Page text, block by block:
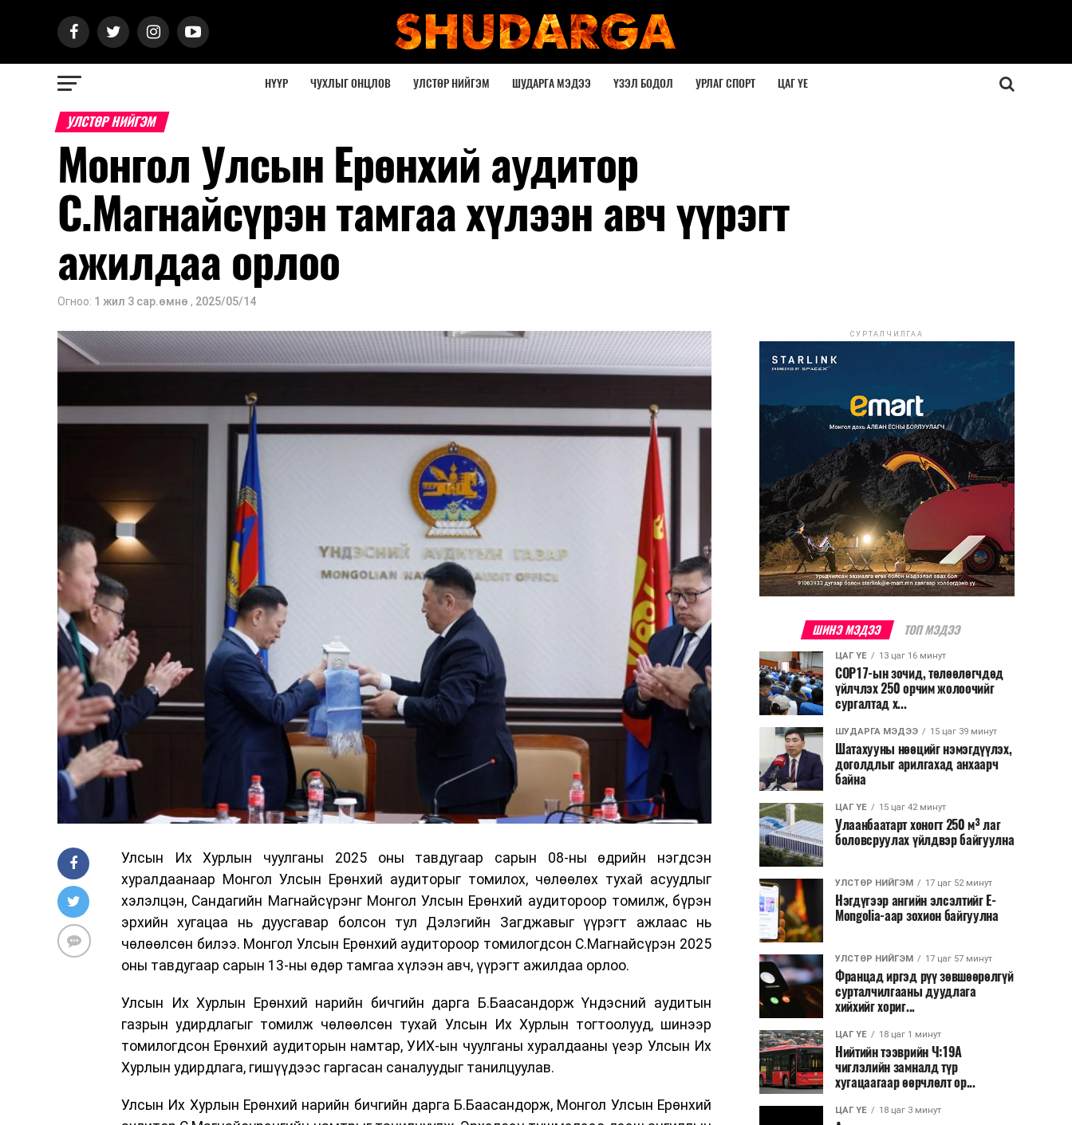
НҮҮР ЧУХЛЫГ ОНЦЛОВ УЛСТӨР НИЙГЭМ ШУДАРГА МЭДЭЭ ҮЗЭЛ БОДОЛ УРЛАГ СПОРТ ЦАГ ҮЕ
УЛСТӨР НИЙГЭМ
Монгол Улсын Ерөнхий аудитор
С.Магнайсүрэн тамгаа хүлээн авч үүрэгт
ажилдаа орлоо
Огноо: 1 жил 3 сар.өмнө , 2025/05/14
Улсын Их Хурлын чуулганы 2025 оны тавдугаар сарын 08-ны өдрийн нэгдсэн
хуралдаанаар Монгол Улсын Ерөнхий аудиторыг томилох, чөлөөлөх тухай асуудлыг
хэлэлцэн, Сандагийн Магнайсүрэнг Монгол Улсын Ерөнхий аудитороор томилж, бүрэн
эрхийн хугацаа нь дуусгавар болсон тул Дэлэгийн Загджавыг үүрэгт ажлаас нь
чөлөөлсөн билээ. Монгол Улсын Ерөнхий аудитороор томилогдсон С.Магнайсүрэн 2025
оны тавдугаар сарын 13-ны өдөр тамгаа хүлээн авч, үүрэгт ажилдаа орлоо.
Улсын Их Хурлын Ерөнхий нарийн бичгийн дарга Б.Баасандорж Үндэсний аудитын
газрын удирдлагыг томилж чөлөөлсөн тухай Улсын Их Хурлын тогтоолууд, шинээр
томилогдсон Ерөнхий аудиторын намтар, УИХ-ын чуулганы хуралдааны үеэр Улсын Их
Хурлын удирдлага, гишүүдээс гаргасан саналуудыг танилцуулав.
Улсын Их Хурлын Ерөнхий нарийн бичгийн дарга Б.Баасандорж, Монгол Улсын Ерөнхий
СУРТАЛЧИЛГАА
ШИНЭ МЭДЭЭ ТОП МЭДЭЭ
ЦАГ ҮЕ 13 цаг 16 минут
COP17-ын зочид, төлөөлөгчдөд
үйлчлэх 250 орчим жолоочийг
сургалтад х...
ШУДАРГА МЭДЭЭ 15 цаг 39 минут
Шатахууны нөөцийг нэмэгдүүлэх,
доголдлыг арилгахад анхаарч
байна
ЦАГ ҮЕ 15 цаг 42 минут
Улаанбаатарт хоногт 250 м³ лаг
боловсруулах үйлдвэр байгуулна
УЛСТӨР НИЙГЭМ 17 цаг 52 минут
Нэгдүгээр ангийн элсэлтийг E-
Mongolia-аар зохион байгуулна
УЛСТӨР НИЙГЭМ 17 цаг 57 минут
Францад иргэд рүү зөвшөөрөлгүй
сурталчилгааны дуудлага
хийхийг хориг...
ЦАГ ҮЕ 18 цаг 1 минут
Нийтийн тээврийн Ч:19А
чиглэлийн замналд түр
хугацаагаар өөрчлөлт ор...
ЦАГ ҮЕ 18 цаг 3 минут